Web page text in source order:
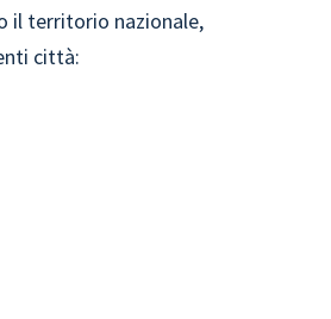
il territorio nazionale,
città: